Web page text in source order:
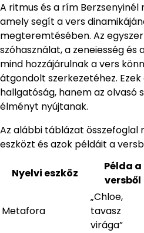
A ritmus és a rím Berzsenyinél
amely segít a vers
megteremtésében. Az
szóhasználat, a zeneiesség és
mind hozzájárulnak a vers
átgondolt szerkezetéhez.
hallgatóság, hanem az olvasó
élményt nyújtanak.
Az alábbi táblázat összefoglal
eszközt és azok példáit a
Nyelvi eszköz
Példa a
versből
Metafora
„Chloe,
tavasz
virága”